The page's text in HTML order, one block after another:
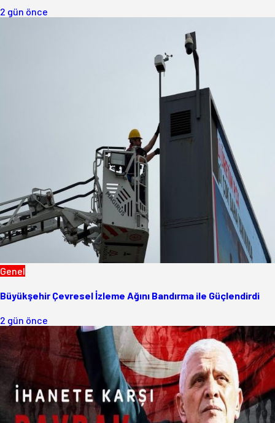
2 gün önce
Genel
Büyükşehir Çevresel İzleme Ağını Bandırma ile Güçlendirdi
2 gün önce